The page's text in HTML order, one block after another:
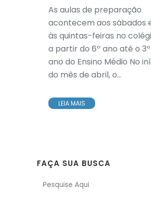
As aulas de preparação
acontecem aos sábados
às quintas-feiras no
a partir do 6º ano até o 3º
ano do Ensino Médio No
do mês de abril, o...
LEIA MAIS
FAÇA SUA BUSCA